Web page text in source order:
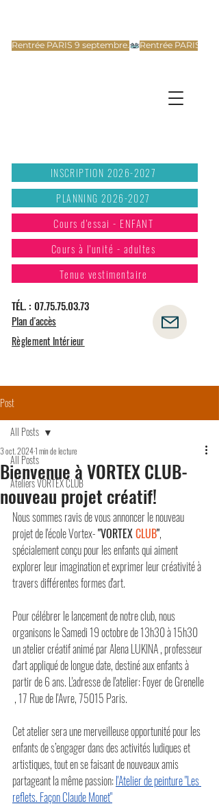
Tenue vestimentaire
Règlement Intérieur
Cours d'essai - ENFANT
Cours à l'unité - adultes
INSCRIPTION 2026-2027
Plan d'accès
PLANNING 2026-2027
TÉL. : 07.75.75.03.73
Rentrée PARIS 9 septembre.
Post
All Posts
Ateliers VORTEX CLUB
All Posts
Bienvenue à VORTEX CLUB-
nouveau projet créatif!
3 oct. 20241 min de lecture
Nous sommes ravis de vous annoncer le nouveau
projet de l'école Vortex- "VORTEX CLUB",
spécialement conçu pour les enfants qui aiment
explorer leur imagination et exprimer leur créativité à
travers différentes formes d'art.
Pour célébrer le lancement de notre club, nous
organisons le Samedi 19 octobre de 13h30 à 15h30
un atelier créatif animé par Alena LUKINA , professeur
d'art appliqué de longue date, destiné aux enfants à
partir de 6 ans. L'adresse de l'atelier: Foyer de Grenelle
, 17 Rue de l'Avre, 75015 Paris.
Cet atelier sera une merveilleuse opportunité pour les
enfants de s’engager dans des activités ludiques et
artistiques, tout en se faisant de nouveaux amis
partageant la même passion: l'Atelier de peinture "Les
reflets. Façon Claude Monet"